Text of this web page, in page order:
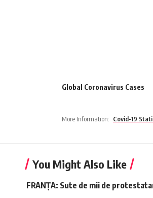
Global Coronavirus Cases
More Information: Covid-19
You Might Also Like
FRANȚA: Sute de mii de